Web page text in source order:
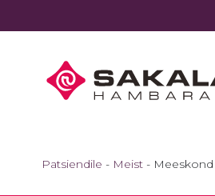
Patsiendile Meist Meeskond